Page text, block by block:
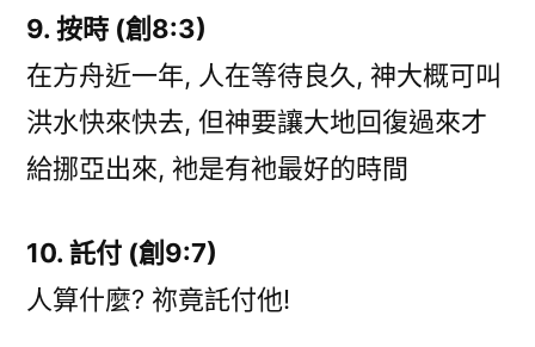
9. 按時 (創8:3)
在方舟近一年, 人在等待良久, 神大概可叫
洪水快來快去, 但神要讓大地回復過來才
給挪亞出來, 衪是有衪最好的時間
10. 託付 (創9:7)
人算什麼? 祢竟託付他!